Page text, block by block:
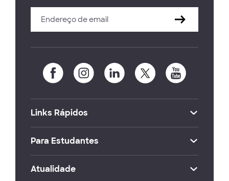
Links Rápidos
Para Estudantes
Atualidade